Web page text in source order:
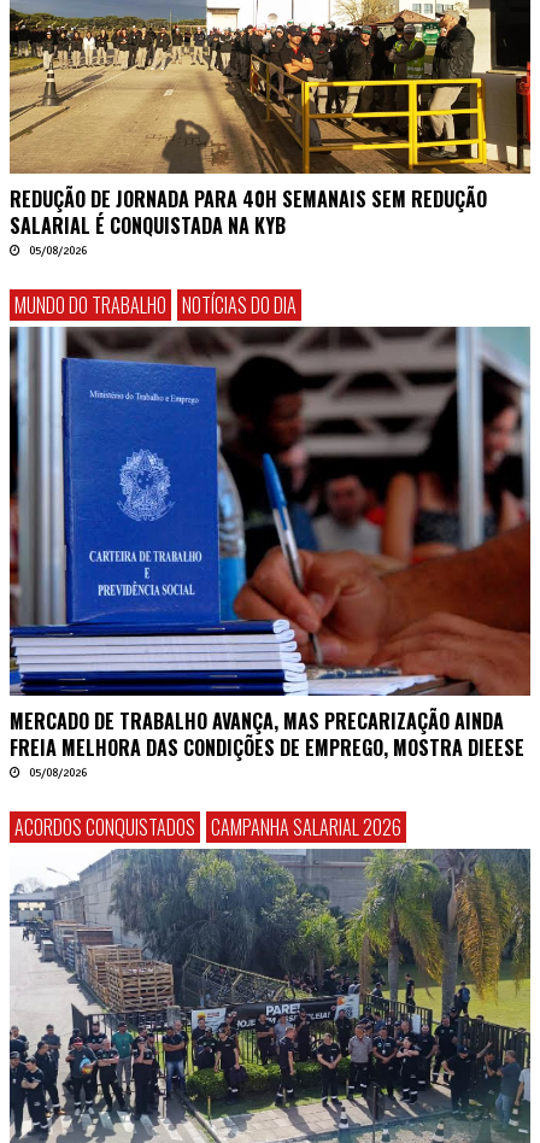
REDUÇÃO DE JORNADA PARA 40H SEMANAIS SEM REDUÇÃO
SALARIAL É CONQUISTADA NA KYB
05/08/2026
MUNDO DO TRABALHO NOTÍCIAS DO DIA
MERCADO DE TRABALHO AVANÇA, MAS PRECARIZAÇÃO AINDA
FREIA MELHORA DAS CONDIÇÕES DE EMPREGO, MOSTRA DIEESE
05/08/2026
ACORDOS CONQUISTADOS CAMPANHA SALARIAL 2026